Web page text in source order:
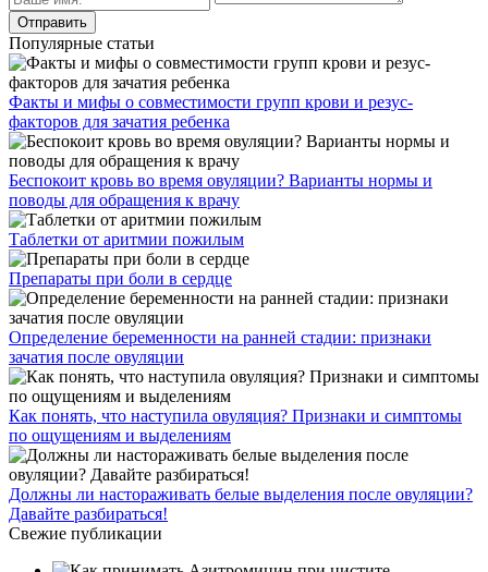
Популярные статьи
Факты и мифы о совместимости групп крови и резус-
факторов для зачатия ребенка
Беспокоит кровь во время овуляции? Варианты нормы и
поводы для обращения к врачу
Таблетки от аритмии пожилым
Препараты при боли в сердце
Определение беременности на ранней стадии: признаки
зачатия после овуляции
Как понять, что наступила овуляция? Признаки и симптомы
по ощущениям и выделениям
Должны ли настораживать белые выделения после овуляции?
Давайте разбираться!
Свежие публикации